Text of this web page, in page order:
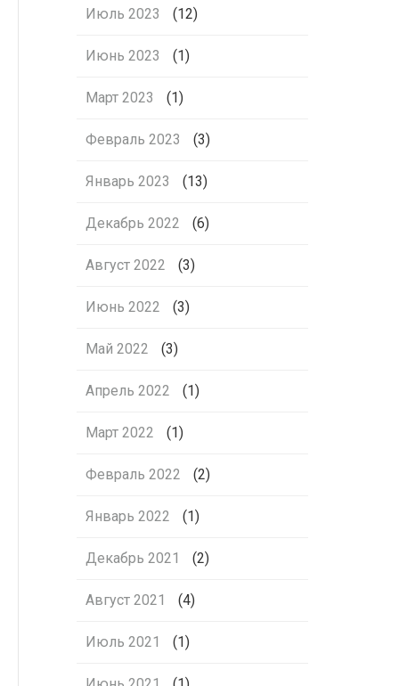
Июль 2023 (12)
Июнь 2023 (1)
Март 2023 (1)
Февраль 2023 (3)
Январь 2023 (13)
Декабрь 2022 (6)
Август 2022 (3)
Июнь 2022 (3)
Май 2022 (3)
Апрель 2022 (1)
Март 2022 (1)
Февраль 2022 (2)
Январь 2022 (1)
Декабрь 2021 (2)
Август 2021 (4)
Июль 2021 (1)